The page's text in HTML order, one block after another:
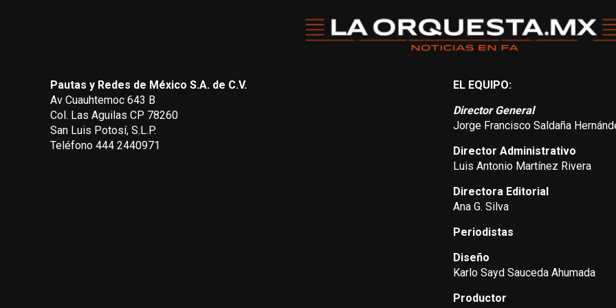
Pautas y Redes de México S.A. de C.V.
Av Cuauhtemoc 643 B
Col. Las Aguilas CP 78260
San Luis Potosí, S.L.P.
Teléfono 444 2440971
EL EQUIPO:
Director General
Jorge Francisco Saldaña
Director Administrativo
Luis Antonio Martínez Rivera
Directora Editorial
Ana G. Silva
Periodistas
Diseño
Karlo Sayd Sauceda Ahumada
Productor